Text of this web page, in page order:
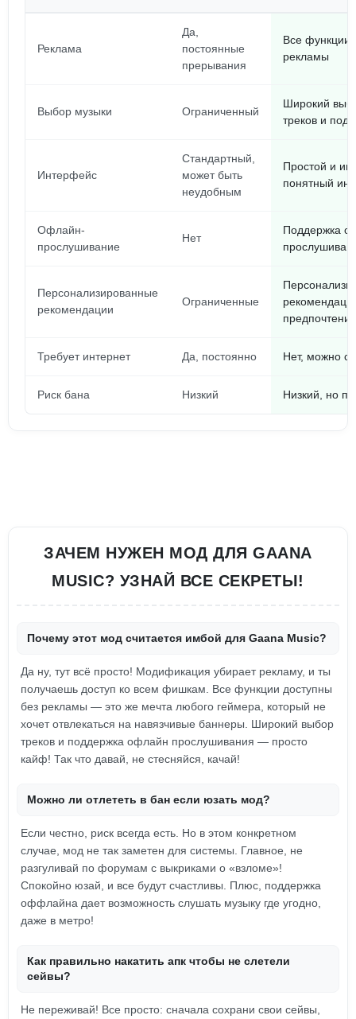
Реклама
Да,
постоянные
прерывания
Все функции
рекламы
Выбор музыки Ограниченный
Широкий
треков и
Интерфейс
Стандартный,
может быть
неудобным
Простой и
понятный
Офлайн-
прослушивание
Нет
Поддержка
Персонализированные
рекомендации
Ограниченные
предпочтений
Требует интернет Да, постоянно Нет, можно
Риск бана Низкий Низкий, но
ЗАЧЕМ НУЖЕН МОД ДЛЯ GAANA
MUSIC? УЗНАЙ ВСЕ СЕКРЕТЫ!
Почему этот мод считается имбой для Gaana Music?
Да ну, тут всё просто! Модификация убирает рекламу, и ты
получаешь доступ ко всем фишкам. Все функции доступны
без рекламы — это же мечта любого геймера, который не
хочет отвлекаться на навязчивые баннеры. Широкий выбор
треков и поддержка офлайн прослушивания — просто
кайф! Так что давай, не стесняйся, качай!
Можно ли отлететь в бан если юзать мод?
Если честно, риск всегда есть. Но в этом конкретном
случае, мод не так заметен для системы. Главное, не
разгуливай по форумам с выкриками о «взломе»!
Спокойно юзай, и все будут счастливы. Плюс, поддержка
оффлайна дает возможность слушать музыку где угодно,
даже в метро!
Как правильно накатить апк чтобы не слетели
сейвы?
Не переживай! Все просто: сначала сохрани свои сейвы,